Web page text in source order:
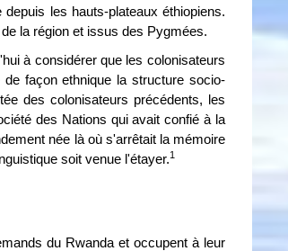
les hauts-plateaux éthiopiens.
la région et issus des Pygmées.
à considérer que les colonisateurs
façon ethnique la structure socio-
des colonisateurs précédents, les
des Nations qui avait confié à la
née là où s'arrêtait la mémoire
soit venue l'étayer.1
du Rwanda et occupent à leur